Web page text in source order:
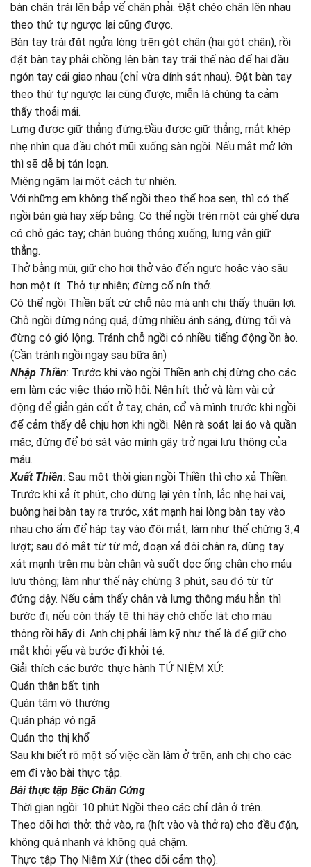
bàn chân trái lên bắp vế chân phải. Ðặt chéo chân lên nhau
theo thứ tự ngược lại cũng được.
Bàn tay trái đặt ngửa lòng trên gót chân (hai gót chân), rồi
đặt bàn tay phải chồng lên bàn tay trái thế nào để hai đầu
ngón tay cái giao nhau (chỉ vừa dính sát nhau). Ðặt bàn tay
theo thứ tự ngược lại cũng được, miễn là chúng ta cảm
thấy thoải mái.
Lưng được giữ thẳng đứng.Ðầu được giữ thẳng, mắt khép
nhẹ nhìn qua đầu chót mũi xuống sàn ngồi. Nếu mắt mở lớn
thì sẽ dễ bị tán loạn.
Miệng ngậm lại một cách tự nhiên.
Với những em không thể ngồi theo thế hoa sen, thì có thể
ngồi bán già hay xếp bằng. Có thể ngồi trên một cái ghế dựa
có chỗ gác tay; chân buông thỏng xuống, lưng vẫn giữ
thẳng.
Thở bằng mũi, giữ cho hơi thở vào đến ngực hoặc vào sâu
hơn một ít. Thở tự nhiên; đừng cố nín thở.
Có thể ngồi Thiền bất cứ chỗ nào mà anh chị thấy thuận lợi.
Chỗ ngồi đừng nóng quá, đừng nhiều ánh sáng, đừng tối và
đừng có gió lộng. Tránh chỗ ngồi có nhiều tiếng động ồn ào.
(Cần tránh ngồi ngay sau bữa ăn)
Nhập Thiền: Trước khi vào ngồi Thiền anh chị đừng cho các
em làm các việc tháo mồ hôi. Nên hít thở và làm vài cử
động để giản gân cốt ở tay, chân, cổ và mình trước khi ngồi
để cảm thấy dễ chịu hơn khi ngồi. Nên rà soát lại áo và quần
mặc, đừng để bó sát vào mình gây trở ngại lưu thông của
máu.
Xuất Thiền: Sau một thời gian ngồi Thiền thì cho xả Thiền.
Trước khi xả ít phút, cho dừng lại yên tỉnh, lắc nhẹ hai vai,
buông hai bàn tay ra trước, xát mạnh hai lòng bàn tay vào
nhau cho ấm để háp tay vào đôi mắt, làm như thế chừng 3,4
lượt; sau đó mắt từ từ mở, đoạn xả đôi chân ra, dùng tay
xát mạnh trên mu bàn chân và suốt dọc ống chân cho máu
lưu thông; làm như thế này chừng 3 phút, sau đó từ từ
đứng dậy. Nếu cảm thấy chân và lưng thông máu hẳn thì
bước đi; nếu còn thấy tê thì hãy chờ chốc lát cho máu
thông rồi hãy đi. Anh chị phải làm kỹ như thế là để giữ cho
mắt khỏi yếu và bước đi khỏi té.
Giải thích các bước thực hành TỨ NIỆM XỨ:
Quán thân bất tịnh
Quán tâm vô thường
Quán pháp vô ngã
Quán thọ thị khổ
Sau khi biết rõ một số việc cần làm ở trên, anh chị cho các
em đi vào bài thực tập.
Bài thực tập Bậc Chân Cứng
Thời gian ngồi: 10 phút.Ngồi theo các chỉ dẫn ở trên.
Theo dõi hơi thở: thở vào, ra (hít vào và thở ra) cho đều đặn,
không quá nhanh và không quá chậm.
Thực tập Thọ Niệm Xứ (theo dõi cảm thọ).